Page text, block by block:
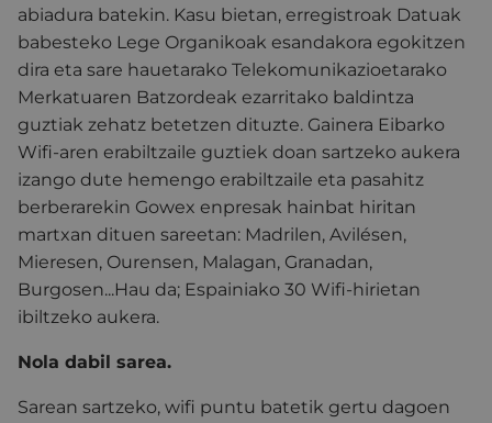
abiadura batekin. Kasu bietan, erregistroak Datuak
babesteko Lege Organikoak esandakora egokitzen
dira eta sare hauetarako Telekomunikazioetarako
Merkatuaren Batzordeak ezarritako baldintza
guztiak zehatz betetzen dituzte. Gainera Eibarko
Wifi-aren erabiltzaile guztiek doan sartzeko aukera
izango dute hemengo erabiltzaile eta pasahitz
berberarekin Gowex enpresak hainbat hiritan
martxan dituen sareetan: Madrilen, Avilésen,
Mieresen, Ourensen, Malagan, Granadan,
Burgosen...Hau da; Espainiako 30 Wifi-hirietan
ibiltzeko aukera.
Nola dabil sarea.
Sarean sartzeko, wifi puntu batetik gertu dagoen